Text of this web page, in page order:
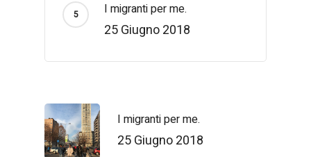
I migranti per me.
25 Giugno 2018
I migranti per me.
25 Giugno 2018